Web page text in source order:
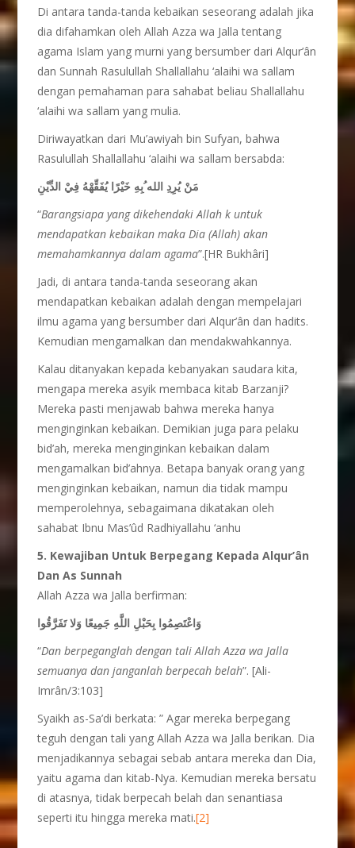
Di antara tanda-tanda kebaikan seseorang adalah jika
dia difahamkan oleh Allah Azza wa Jalla tentang
agama Islam yang murni yang bersumber dari Alqur’ân
dan Sunnah Rasulullah Shallallahu ‘alaihi wa sallam
dengan pemahaman para sahabat beliau Shallallahu
‘alaihi wa sallam yang mulia.
Diriwayatkan dari Mu’awiyah bin Sufyan, bahwa
Rasulullah Shallallahu ‘alaihi wa sallam bersabda:
مَنْ يُرِدِ الله ُبِهِ خَيْرًا يُفَقِّهْهُ فِيْ الدِّيْنِ
“Barangsiapa yang dikehendaki Allah k untuk
mendapatkan kebaikan maka Dia (Allah) akan
memahamkannya dalam agama”.[HR Bukhâri]
Jadi, di antara tanda-tanda seseorang akan
mendapatkan kebaikan adalah dengan mempelajari
ilmu agama yang bersumber dari Alqur’ân dan hadits.
Kemudian mengamalkan dan mendakwahkannya.
Kalau ditanyakan kepada kebanyakan saudara kita,
mengapa mereka asyik membaca kitab Barzanji?
Mereka pasti menjawab bahwa mereka hanya
menginginkan kebaikan. Demikian juga para pelaku
bid’ah, mereka menginginkan kebaikan dalam
mengamalkan bid’ahnya. Betapa banyak orang yang
menginginkan kebaikan, namun dia tidak mampu
memperolehnya, sebagaimana dikatakan oleh
sahabat Ibnu Mas’ûd Radhiyallahu ‘anhu
5. Kewajiban Untuk Berpegang Kepada Alqur’ân
Dan As Sunnah
Allah Azza wa Jalla berfirman:
وَاعْتَصِمُوا بِحَبْلِ اللَّهِ جَمِيعًا وَلا تَفَرَّقُوا
“Dan berpeganglah dengan tali Allah Azza wa Jalla
semuanya dan janganlah berpecah belah”. [Ali-
Imrân/3:103]
Syaikh as-Sa’di berkata: ” Agar mereka berpegang
teguh dengan tali yang Allah Azza wa Jalla berikan. Dia
menjadikannya sebagai sebab antara mereka dan Dia,
yaitu agama dan kitab-Nya. Kemudian mereka bersatu
di atasnya, tidak berpecah belah dan senantiasa
seperti itu hingga mereka mati.[2]